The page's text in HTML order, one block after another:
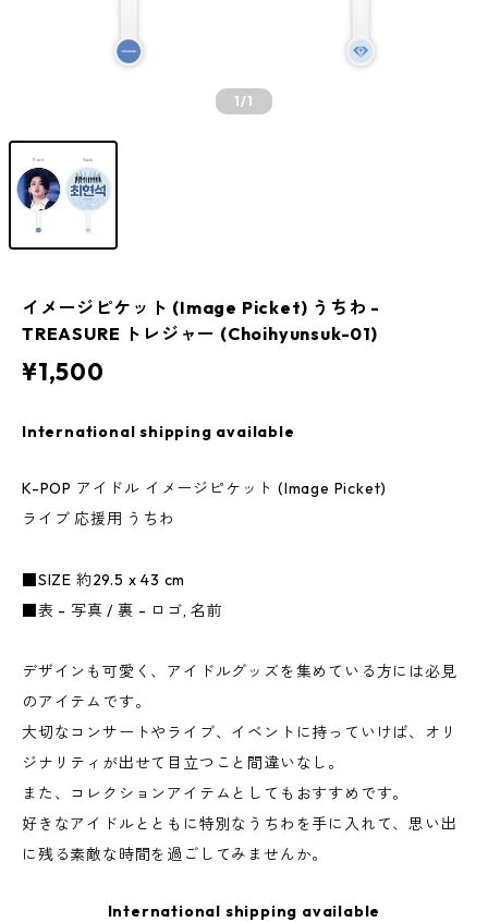
1/1
イメージピケット (Image Picket) うちわ -
TREASURE トレジャー (Choihyunsuk-01)
¥1,500
International shipping available
K-POP アイドル イメージピケット (Image Picket)
ライブ 応援用 うちわ
■SIZE 約29.5 x 43 cm
■表 - 写真 / 裏 - ロゴ, 名前
デザインも可愛く、アイドルグッズを集めている方には必見
のアイテムです。
大切なコンサートやライブ、イベントに持っていけば、オリ
ジナリティが出せて目立つこと間違いなし。
また、コレクションアイテムとしてもおすすめです。
好きなアイドルとともに特別なうちわを手に入れて、思い出
に残る素敵な時間を過ごしてみませんか。
International shipping available